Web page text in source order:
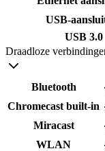
USB-
USB 3.0
Draadloze
Bluetooth
Chromecast built-in
Miracast
WLAN